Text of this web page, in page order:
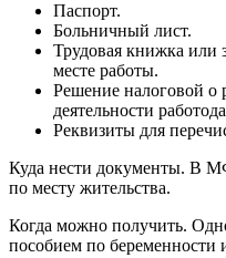
Паспорт.
Больничный лист.
Трудовая книжка или
месте работы.
Решение налоговой о
деятельности
Реквизиты для
Куда нести документы. В
по месту жительства.
Когда можно получить.
пособием по беременности